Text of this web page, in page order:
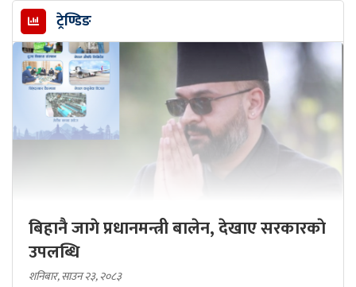
ट्रेण्डिङ
बिहानै जागे प्रधानमन्त्री बालेन, देखाए सरकारकाे
उपलब्धि
शनिबार, साउन २३, २०८३